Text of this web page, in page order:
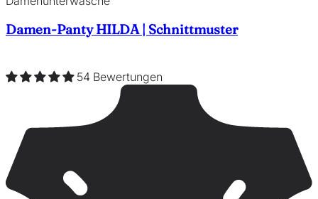
Damen-Panty HILDA | Schnittmuster
54 Bewertungen